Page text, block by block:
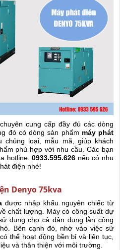
cung cấp đầy đủ các dòng
đó có dòng sản phẩm máy phát
chủng loại, mẫu mã, giúp khách
phù hợp với nhu cầu. Các bạn
hotline:0933.595.626 nếu có nhu
điện nhé!
Denyo 75kva
được nhập khẩu nguyên chiếc từ
chất lượng. Máy có công suất dự
dụng cho cả dân dụng lẫn công
Bên cạnh đó, nhờ vào việc sử
thể hoạt động bền bỉ và liên tục,
và thân thiện với môi trường.